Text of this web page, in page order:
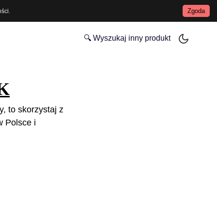
Zgoda
🔍 Wyszukaj inny produkt
to skorzystaj z
Polsce i